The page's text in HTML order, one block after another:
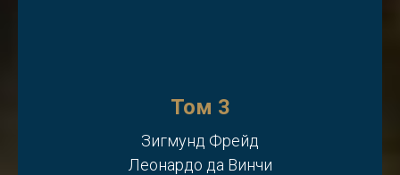
Том 3
Зигмунд Фрейд
Леонардо да Винчи